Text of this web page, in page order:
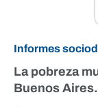
Informes
La pobreza
Buenos